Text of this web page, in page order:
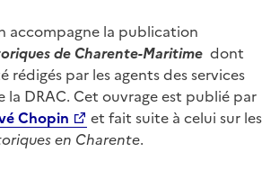
accompagne la publication
de Charente-Maritime dont
rédigés par les agents des services
la DRAC. Cet ouvrage est publié par
Chopin
et fait suite à celui sur les
en Charente.